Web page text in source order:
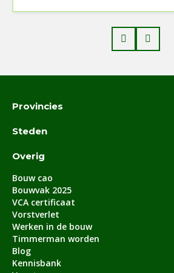
Prev
Provincies
Steden
Overig
Bouw cao
Bouwvak 2025
VCA certificaat
Vorstverlet
Werken in de bouw
Timmerman worden
Blog
Kennisbank